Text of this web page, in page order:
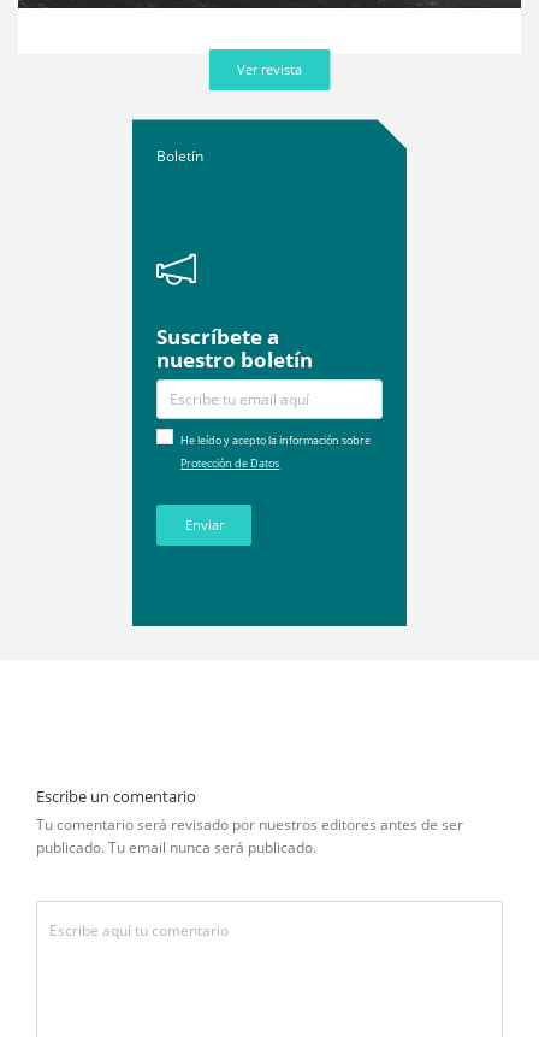
Ver revista
Boletín
Suscríbete a
nuestro boletín
He leído y acepto la información sobre
Protección de Datos
Enviar
Escribe un comentario
Tu comentario será revisado por nuestros editores antes de ser
publicado. Tu email nunca será publicado.